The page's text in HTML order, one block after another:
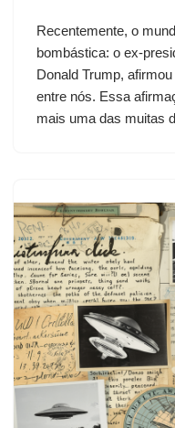
Recentemente, o
bombástica: o ex-
Donald Trump,
entre nós. Essa
mais uma das muitas